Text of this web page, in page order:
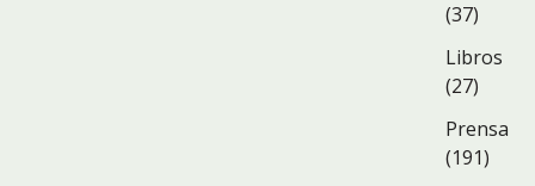
(37)
Libros
(27)
Prensa
(191)